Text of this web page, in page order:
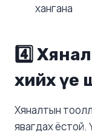
хангана
4️⃣
хийх үе
Хяналтын
явагдах ёстой.